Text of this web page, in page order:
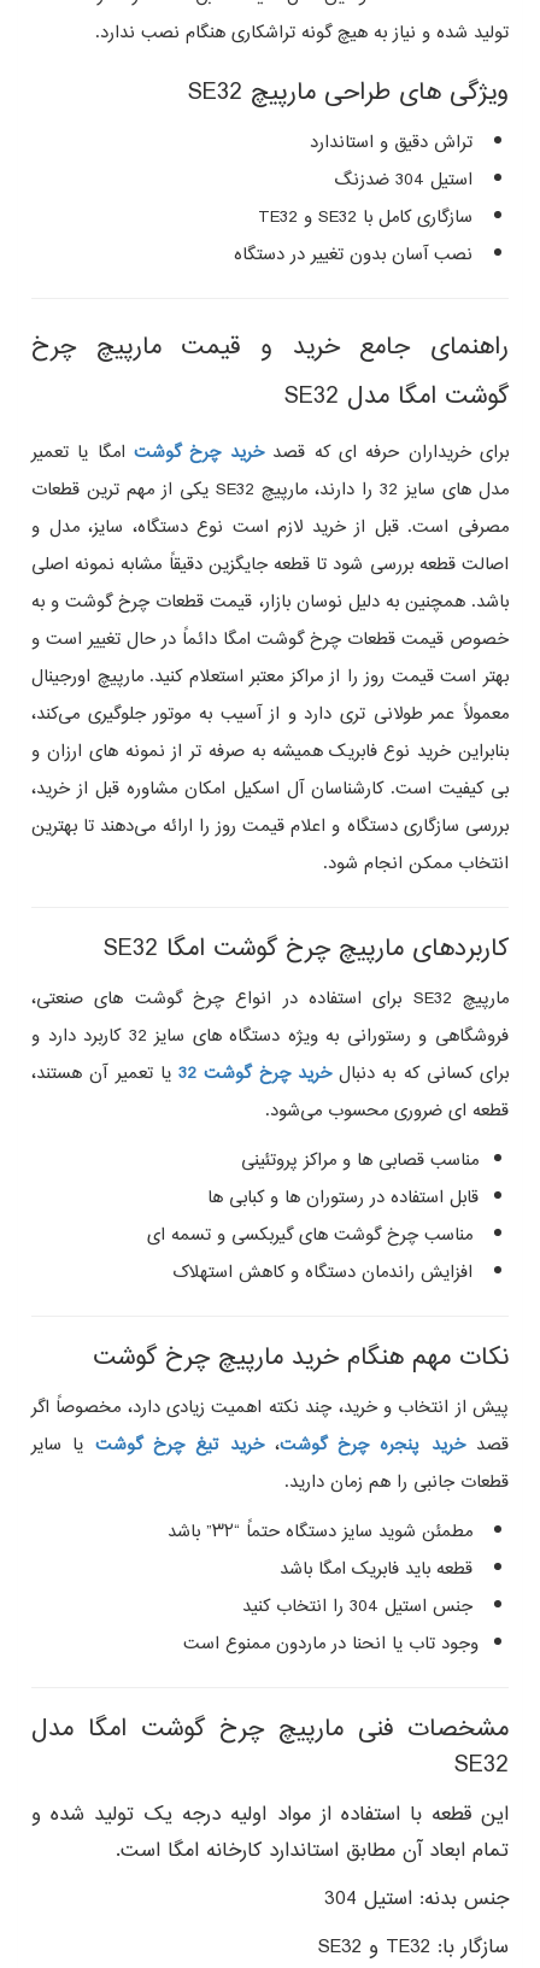
تولید شده و نیاز به هیچ‌ گونه تراشکاری هنگام نصب ندارد.
ویژگی‌ های طراحی مارپیچ SE32
تراش دقیق و استاندارد
استیل 304 ضدزنگ
سازگاری کامل با SE32 و TE32
نصب آسان بدون تغییر در دستگاه
راهنمای جامع خرید و قیمت مارپیچ چرخ
گوشت امگا مدل SE32
برای خریداران حرفه‌ ای که قصدخرید چرخ گوشتامگا یا تعمیر
مدل‌ های سایز 32 را دارند، مارپیچ SE32 یکی از مهم‌ ترین قطعات
مصرفی است. قبل از خرید لازم است نوع دستگاه، سایز، مدل و
اصالت قطعه بررسی شود تا قطعه جایگزین دقیقاً مشابه نمونه اصلی
باشد. همچنین به دلیل نوسان بازار، قیمت قطعات چرخ گوشت و به‌
خصوص قیمت قطعات چرخ گوشت امگا دائماً در حال تغییر است و
بهتر است قیمت روز را از مراکز معتبر استعلام کنید. مارپیچ اورجینال
معمولاً عمر طولانی‌ تری دارد و از آسیب به موتور جلوگیری می‌کند،
بنابراین خرید نوع فابریک همیشه به‌ صرفه‌ تر از نمونه‌ های ارزان و
بی‌ کیفیت است. کارشناسان آل‌ اسکیل امکان مشاوره قبل از خرید،
بررسی سازگاری دستگاه و اعلام قیمت روز را ارائه می‌دهند تا بهترین
انتخاب ممکن انجام شود.
کاربردهای مارپیچ چرخ گوشت امگا SE32
مارپیچ SE32 برای استفاده در انواع چرخ گوشت‌ های صنعتی،
فروشگاهی و رستورانی به‌ ویژه دستگاه‌ های سایز 32 کاربرد دارد و
برای کسانی که به دنبالخرید چرخ گوشت 32
یا تعمیر آن هستند،
قطعه‌ ای ضروری محسوب می‌شود.
مناسب قصابی‌ ها و مراکز پروتئینی
قابل استفاده در رستوران‌ ها و کبابی‌ ها
مناسب چرخ گوشت‌ های گیربکسی و تسمه‌ ای
افزایش راندمان دستگاه و کاهش استهلاک
نکات مهم هنگام خرید مارپیچ چرخ گوشت
پیش از انتخاب و خرید، چند نکته اهمیت زیادی دارد، مخصوصاً اگر
قصدخرید پنجره چرخ گوشت،خرید تیغ چرخ گوشت یا سایر
قطعات جانبی را هم‌ زمان دارید.
مطمئن شوید سایز دستگاه حتماً “۳۲” باشد
قطعه باید فابریک امگا باشد
جنس استیل 304 را انتخاب کنید
وجود تاب یا انحنا در ماردون ممنوع است
مشخصات فنی مارپیچ چرخ گوشت امگا مدل
SE32
این قطعه با استفاده از مواد اولیه درجه‌ یک تولید شده و
تمام ابعاد آن مطابق استاندارد کارخانه امگا است.
جنس بدنه: استیل 304
سازگار با: TE32 و SE32